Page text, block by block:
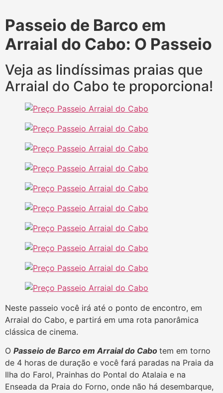
Passeio de Barco em
Arraial do Cabo: O Passeio
Veja as lindíssimas praias que
Arraial do Cabo te proporciona!
Neste passeio você irá até o ponto de encontro, em
Arraial do Cabo, e partirá em uma rota panorâmica
clássica de cinema.
O Passeio de Barco em Arraial do Cabo tem em torno
de 4 horas de duração e você fará paradas na Praia da
Ilha do Farol, Prainhas do Pontal do Atalaia e na
Enseada da Praia do Forno, onde não há desembarque,